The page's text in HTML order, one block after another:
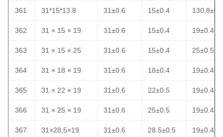
361 31*15*13.8 31±0.6 15±0.4
362 31 × 15 × 19 31±0.6 15±0.4 19±0.4
363 31 × 15 × 25 31±0.6 15±0.4 25±0.5
364 31 × 18 × 19 31±0.6 18±0.4 19±0.4
365 31 × 22 × 19 31±0.6 22±0.5 19±0.4
366 31 × 25 × 19 31±0.6 25±0.5 19±0.4
367 31×28,5×19 31±0.6 28.5±0.5 19±0.4